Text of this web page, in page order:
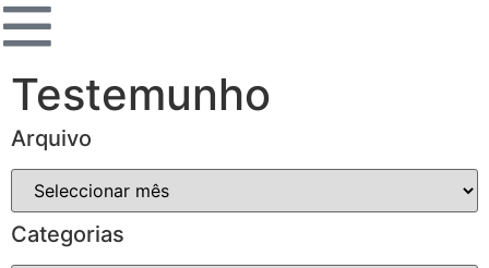
Testemunho
Arquivo
Categorias